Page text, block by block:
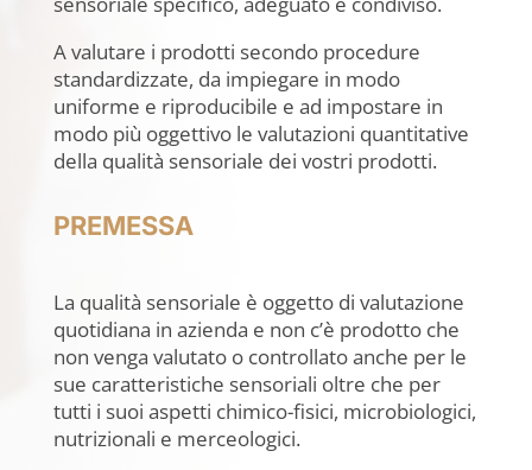
A valutare i prodotti secondo procedure
standardizzate, da impiegare in modo
uniforme e riproducibile e ad impostare in
modo più oggettivo le valutazioni quantitative
della qualità sensoriale dei vostri prodotti.
PREMESSA
La qualità sensoriale è oggetto di valutazione
quotidiana in azienda e non c’è prodotto che
non venga valutato o controllato anche per le
sue caratteristiche sensoriali oltre che per
tutti i suoi aspetti chimico-fisici, microbiologici,
nutrizionali e merceologici.